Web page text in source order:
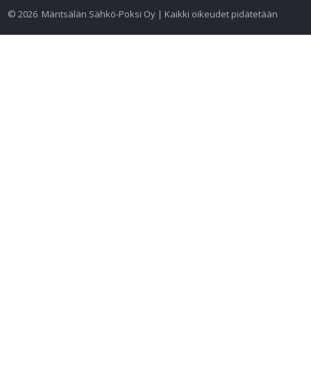
©2026 Mäntsälän Sähkö-Poksi Oy | Kaikki oikeudet pidätetään